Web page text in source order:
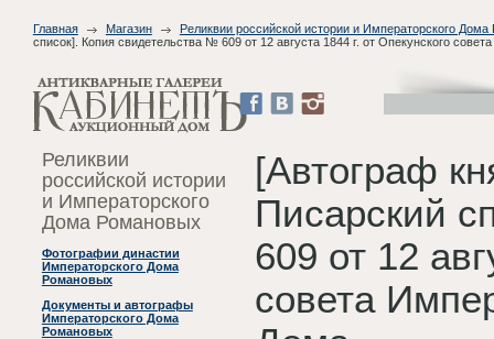
Главная Магазин
Реликвии российской истории и Императорского
список]. Копия свидетельства № 609 от 12 августа 1844 г. от Опекунского
Реликвии
российской истории
и Императорского
Дома Романовых
Фотографии династии
Императорского Дома
Романовых
Документы и автографы
Императорского Дома
Романовых
[Автограф
Писарский
609 от 12
совета